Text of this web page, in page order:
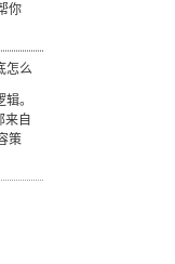
你
怎么
。
来自
策